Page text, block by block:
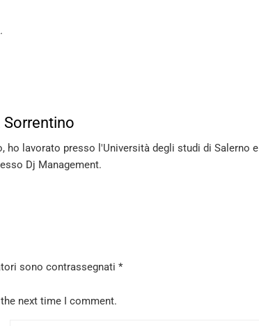
Sorrentino
lavorato presso l'Università degli studi di Salerno e
Dj Management.
sono contrassegnati *
next time I comment.